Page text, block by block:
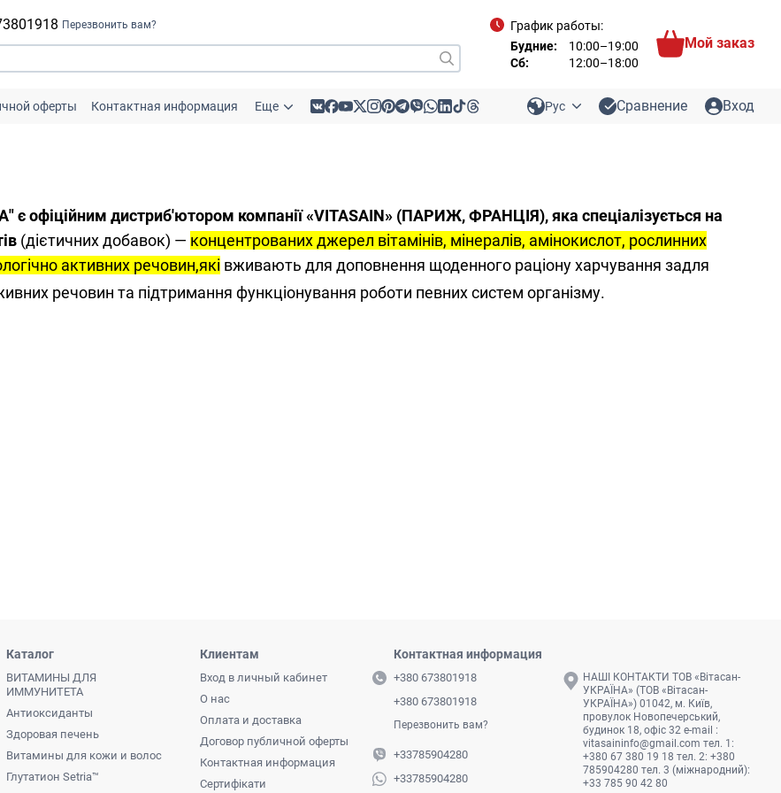
Перезвонить вам?
График работы:
Будние:
10:00–19:00
Сб:
12:00–18:00
Мой заказ
оферты Контактная информация Еще Рус Сравнение Вход
є офіційним дистриб'ютором компанії «VITASAIN» (ПАРИЖ, ФРАНЦІЯ), яка спеціалізується на
(дієтичних добавок) — концентрованих джерел вітамінів, мінералів, амінокислот, рослинних
активних речовин,які вживають для доповнення щоденного раціону харчування задля
речовин та підтримання функціонування роботи певних систем організму.
Каталог
ВИТАМИНЫ ДЛЯ
ИММУНИТЕТА
Антиоксиданты
Здоровая печень
Витамины для кожи и волос
Глутатион Setria™
Клиентам
Вход в личный кабинет
О нас
Оплата и доставка
Договор публичной оферты
Контактная информация
Сертифікати
Контактная информация
+380 673801918
+380 673801918
Перезвонить вам?
+33785904280
+33785904280
НАШІ КОНТАКТИ ТОВ «Вітасан-
УКРАЇНА» (ТОВ «Вітасан-
УКРАЇНА») 01042, м. Київ,
провулок Новопечерський,
будинок 18, офіс 32 e-mail :
vitasaininfo@gmail.com
+380 67 380 19 18 тел. 2: +380
785904280 тел. 3 (міжнародний):
+33 785 90 42 80